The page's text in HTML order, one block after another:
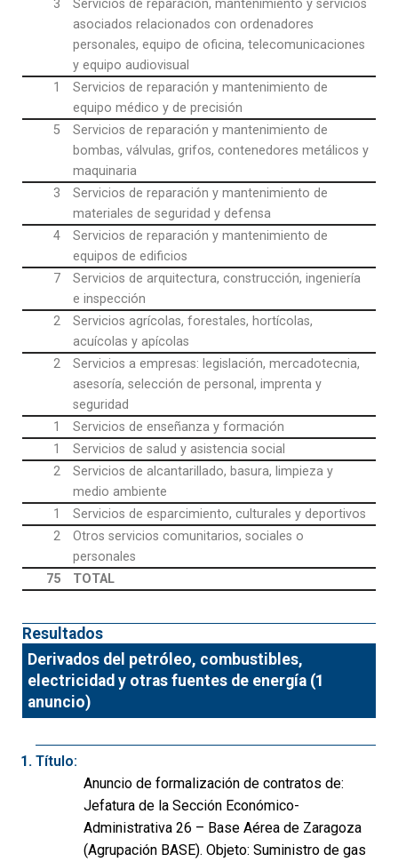
3
Servicios de reparación, mantenimiento y servicios
asociados relacionados con ordenadores
personales, equipo de oficina, telecomunicaciones
y equipo audiovisual
1
Servicios de reparación y mantenimiento de
equipo médico y de precisión
5
Servicios de reparación y mantenimiento de
bombas, válvulas, grifos, contenedores metálicos y
maquinaria
3
Servicios de reparación y mantenimiento de
materiales de seguridad y defensa
4
Servicios de reparación y mantenimiento de
equipos de edificios
7
Servicios de arquitectura, construcción, ingeniería
e inspección
2
Servicios agrícolas, forestales, hortícolas,
acuícolas y apícolas
2
Servicios a empresas: legislación, mercadotecnia,
asesoría, selección de personal, imprenta y
seguridad
1
Servicios de enseñanza y formación
1
Servicios de salud y asistencia social
2
Servicios de alcantarillado, basura, limpieza y
medio ambiente
1
Servicios de esparcimiento, culturales y deportivos
2
Otros servicios comunitarios, sociales o
personales
75
TOTAL
Resultados
Derivados del petróleo, combustibles,
electricidad y otras fuentes de energía (1
anuncio)
Título:
Anuncio de formalización de contratos de:
Jefatura de la Sección Económico-
Administrativa 26 – Base Aérea de Zaragoza
(Agrupación BASE). Objeto: Suministro de gas